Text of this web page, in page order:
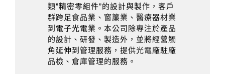
類”精密零組件”的設計與製作，客戶
群跨足食品業、窗簾業、醫療器材業
到電子光電業。本公司除專注於產品
的設計、研發、製造外，並將經營觸
角延伸到管理服務，提供光電廠駐廠
品檢、倉庫管理的服務。